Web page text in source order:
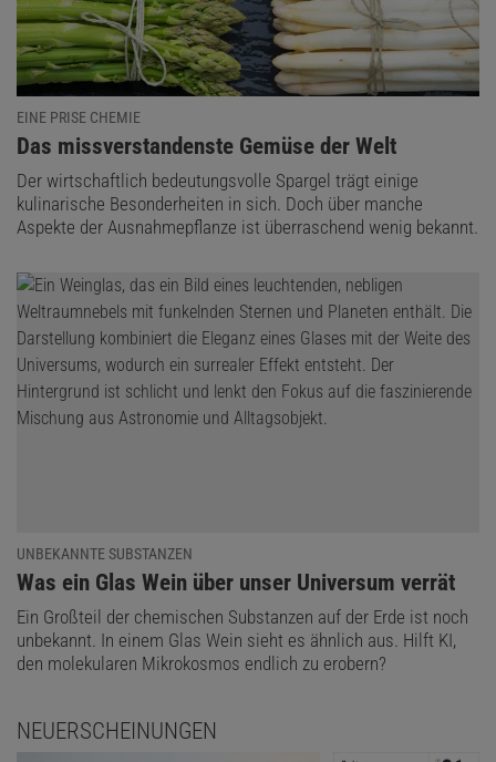
EINE PRISE CHEMIE
:
Das missverstandenste Gemüse der Welt
Der wirtschaftlich bedeutungsvolle Spargel trägt einige
kulinarische Besonderheiten in sich. Doch über manche
Aspekte der Ausnahmepflanze ist überraschend wenig bekannt.
UNBEKANNTE SUBSTANZEN
:
Was ein Glas Wein über unser Universum verrät
Ein Großteil der chemischen Substanzen auf der Erde ist noch
unbekannt. In einem Glas Wein sieht es ähnlich aus. Hilft KI,
den molekularen Mikrokosmos endlich zu erobern?
NEUERSCHEINUNGEN